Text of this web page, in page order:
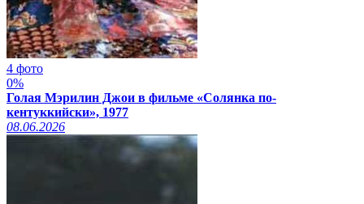
4 фото
0%
Голая Мэрилин Джои в фильме «Солянка по-
кентуккийски», 1977
08.06.2026